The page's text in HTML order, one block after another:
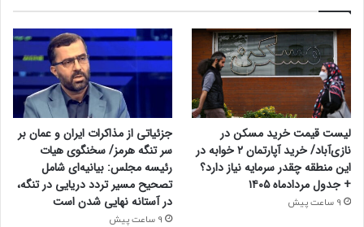
لیست قیمت خرید مسکن در
نازی‌آباد/ خرید آپارتمان ۲ خوابه در
این منطقه چقدر سرمایه نیاز دارد؟
+ جدول مردادماه ۱۴۰۵
9 ساعت پیش
جزئیاتی از مذاکرات ایران و عمان بر
سر تنگه هرمز/ سخنگوی هیات
رئیسه مجلس: بیانیه‌ای شامل
تصحیح مسیر تردد دریایی در تنگه،
در آستانه نهایی شدن است
9 ساعت پیش